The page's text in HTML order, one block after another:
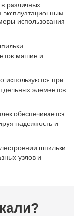
различных
использования
машин и
используются при
элементов
обеспечивается
надежность и
шпильки
узлов и